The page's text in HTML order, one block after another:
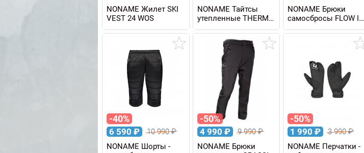
NONAME Жилет SKI
VEST 24 WOS
NONAME Тайтсы
утепленные THERMO
TIGHTS
NONAME Брюки
самосбросы FLOW IN
MOTION PANTS
-40%
6 590 ₽ 10 990₽
NONAME Шорты -
-50%
4 990 ₽ 9 990₽
NONAME Брюки
-50%
1 990 ₽ 3 990₽
NONAME Перчатки -